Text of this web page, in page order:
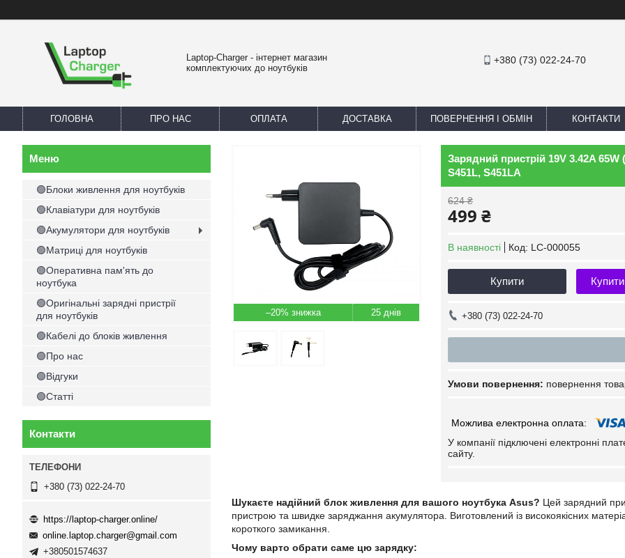
Laptop-Charger - інтернет магазин
комплектуючих до ноутбуків
+380 (73) 022-24-70
ГОЛОВНА ПРО НАС ОПЛАТА ДОСТАВКА ПОВЕРНЕННЯ І ОБМІН КОНТАКТИ
–20% 25 днів
Зарядний пристрій 19V 3.42A
S451L, S451LA
624 ₴
499 ₴
В наявності Код: LC-000055
Купити
+380 (73) 022-24-70
повернення
У компанії підключені електронні
сайту.
Шукаєте надійний блок живлення для вашого ноутбука Asus? Цей зарядний
пристрою та швидке заряджання акумулятора. Виготовлений із високоякісних
короткого замикання.
Чому варто обрати саме цю зарядку:
🟢Блоки живлення для ноутбуків
🟢Клавіатури для ноутбуків
🟢Акумулятори для ноутбуків
🟢Матриці для ноутбуків
🟢Оперативна пам'ять до
ноутбука
🟢Оригінальні зарядні пристрії
для ноутбуків
🟢Кабелі до блоків живлення
🟢Про нас
🟢Відгуки
🟢Статті
Контакти
+380 (73) 022-24-70
https://laptop-charger.online/
online.laptop.charger@gmail.com
+380501574637